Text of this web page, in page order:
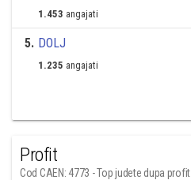
1.453 angajati
5. DOLJ
1.235 angajati
Profit
Cod CAEN: 4773 - Top judete dupa profit